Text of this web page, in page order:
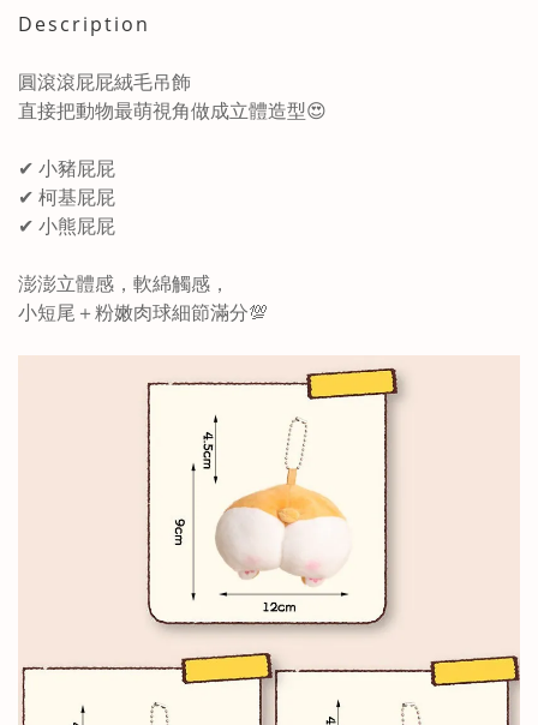
Description
圓滾滾屁屁絨毛吊飾
直接把動物最萌視角做成立體造型😍
✔ 小豬屁屁
✔ 柯基屁屁
✔ 小熊屁屁
澎澎立體感，軟綿觸感，
小短尾＋粉嫩肉球細節滿分💯